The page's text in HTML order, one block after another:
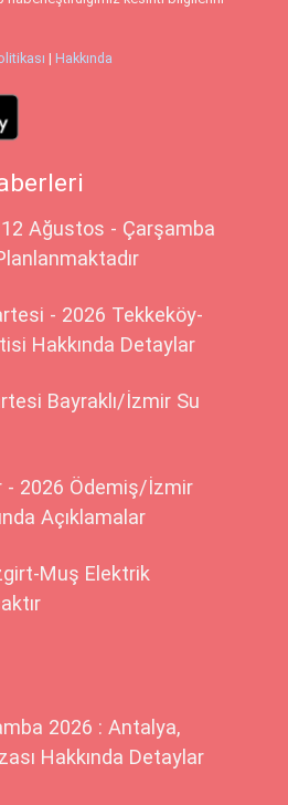
| Hakkında
Ağustos - Çarşamba
- 2026 Tekkeköy-
Hakkında Detaylar
Bayraklı/İzmir Su
- 2026 Ödemiş/İzmir
Açıklamalar
Muş Elektrik
2026 : Antalya,
Hakkında Detaylar